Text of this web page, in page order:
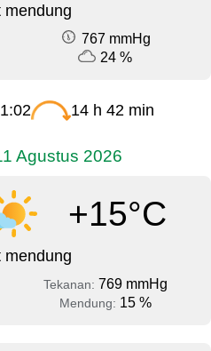
mendung
767 mmHg
24 %
14 h 42 min
Agustus 2026
+15°C
mendung
Tekanan: 769 mmHg
Mendung: 15 %